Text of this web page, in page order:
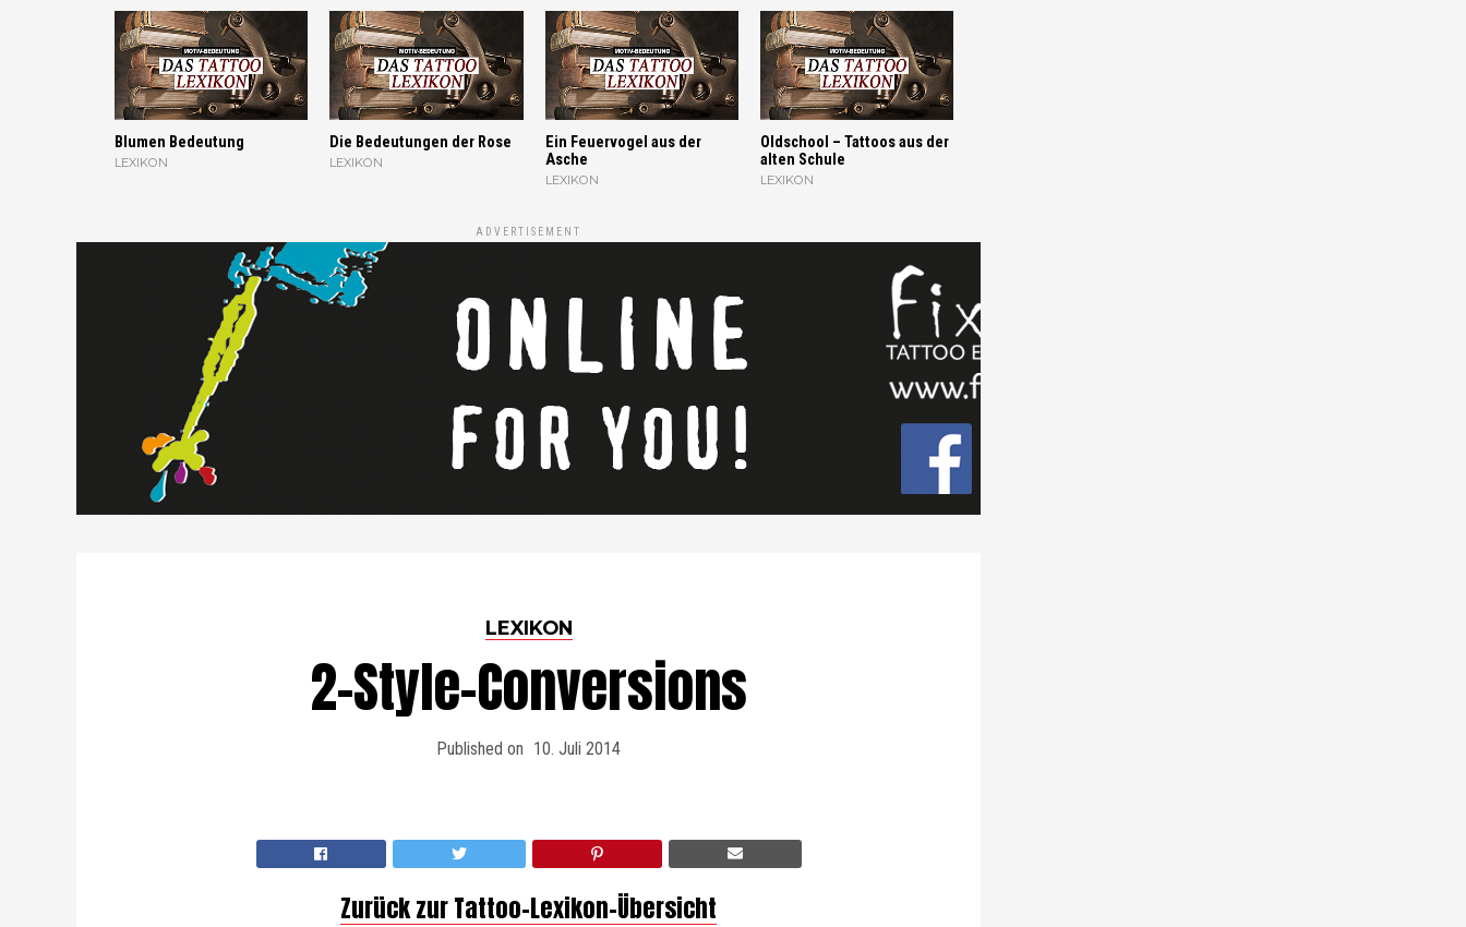
Blumen Bedeutung
LEXIKON
Die Bedeutungen der Rose
LEXIKON
Ein Feuervogel aus der
Asche
LEXIKON
Oldschool – Tattoos aus der
alten Schule
LEXIKON
ADVERTISEMENT
LEXIKON
2-Style-Conversions
Published on 10. Juli 2014
Zurück zur Tattoo-Lexikon-Übersicht